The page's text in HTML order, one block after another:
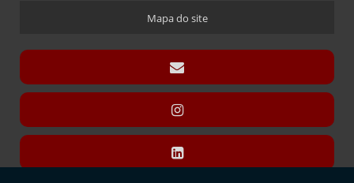
DISPLAY PARA CARTÃO EXPOSITOR
DISPLAY MODELO “T” SANDUÍCHE EM ACRÍLICO
DISPLAYS L
Mapa do site